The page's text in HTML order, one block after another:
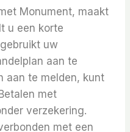
Monument, maakt
u een korte
uw
aan te
aan te melden, kunt
met
verzekering.
met een